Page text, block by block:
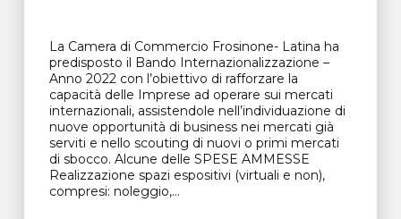
La Camera di Commercio Frosinone- Latina ha
predisposto il Bando Internazionalizzazione –
Anno 2022 con l’obiettivo di rafforzare la
capacità delle Imprese ad operare sui mercati
internazionali, assistendole nell’individuazione di
nuove opportunità di business nei mercati già
serviti e nello scouting di nuovi o primi mercati
di sbocco. Alcune delle SPESE AMMESSE
Realizzazione spazi espositivi (virtuali e non),
compresi: noleggio,...